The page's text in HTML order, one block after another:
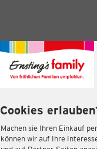
Cookies
Machen sie Ihren Einkauf
können wir auf Ihre